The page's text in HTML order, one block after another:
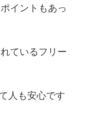
イントもあっ
ているフリー
人も安心です